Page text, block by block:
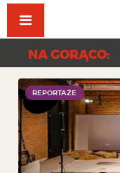
NA GORĄCO:
REPORTAŻE
REPORTAŻE